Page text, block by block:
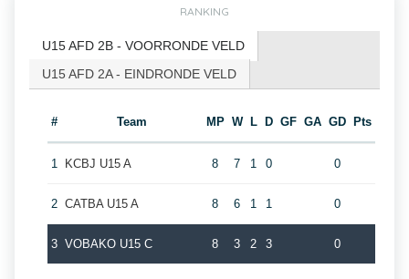
RANKING
U15 AFD 2B - VOORRONDE VELD
U15 AFD 2A - EINDRONDE VELD
# Team MP W L D GF GA GD Pts
1 KCBJ U15 A 8 7 1 0 0
2 CATBA U15 A 8 6 1 1 0
3 VOBAKO U15 C 8 3 2 3 0